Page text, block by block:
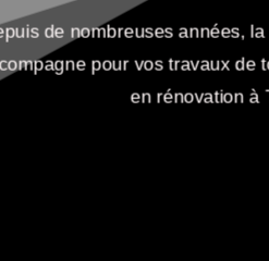
de nombreuses années,
pour vos travaux de
en rénovation à